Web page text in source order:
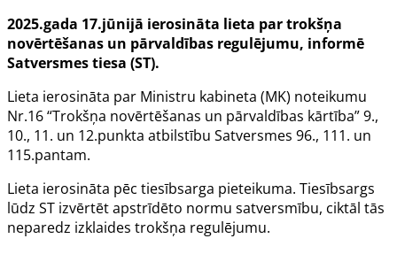
2025.gada 17.jūnijā ierosināta lieta par trokšņa
novērtēšanas un pārvaldības regulējumu, informē
Satversmes tiesa (ST).
Lieta ierosināta par Ministru kabineta (MK) noteikumu
Nr.16 “Trokšņa novērtēšanas un pārvaldības kārtība”9.,
10., 11. un 12.punkta atbilstību Satversmes 96., 111. un
115.pantam.
Lieta ierosināta pēc tiesībsarga pieteikuma. Tiesībsargs
lūdz ST izvērtēt apstrīdēto normu satversmību, ciktāl tās
neparedz izklaides trokšņa regulējumu.